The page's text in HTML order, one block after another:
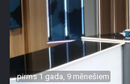
pirms 1 gada, 9 mēnešiem